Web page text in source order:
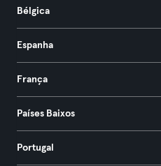
Bélgica
Espanha
França
Países Baixos
Portugal